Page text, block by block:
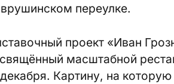
переулке.
проект «Иван
масштабной
декабря. Картину, на